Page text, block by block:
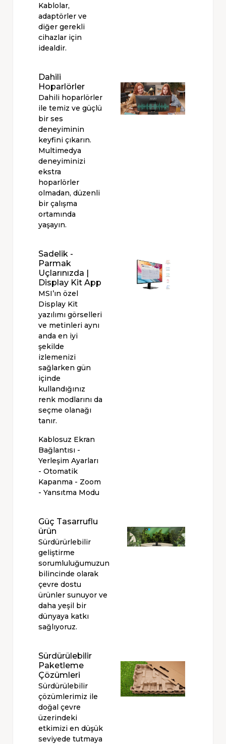
Kablolar,
adaptörler ve
diğer gerekli
cihazlar için
idealdir.
Dahili
Hoparlörler
Dahili hoparlörler
ile temiz ve güçlü
bir ses
deneyiminin
keyfini çıkarın.
Multimedya
deneyiminizi
ekstra
hoparlörler
olmadan, düzenli
bir çalışma
ortamında
yaşayın.
Sadelik -
Parmak
Uçlarınızda |
Display Kit App
MSI’ın özel
Display Kit
yazılımı görselleri
ve metinleri aynı
anda en iyi
şekilde
izlemenizi
sağlarken gün
içinde
kullandığınız
renk modlarını da
seçme olanağı
tanır.
Kablosuz Ekran
Bağlantısı -
Yerleşim Ayarları
- Otomatik
Kapanma - Zoom
- Yansıtma Modu
Güç Tasarruflu
ürün
Sürdürürlebilir
geliştirme
sorumluluğumuzun
bilincinde olarak
çevre dostu
ürünler sunuyor ve
daha yeşil bir
dünyaya katkı
sağlıyoruz.
Sürdürülebilir
Paketleme
Çözümleri
Sürdürülebilir
çözümlerimiz ile
doğal çevre
üzerindeki
etkimizi en düşük
seviyede tutmaya